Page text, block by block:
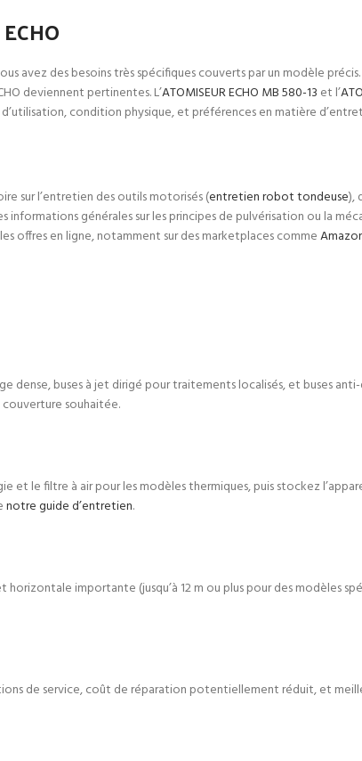
des besoins très spécifiques couverts par un modèle précis.
deviennent pertinentes. L’ATOMISEUR ECHO MB 580-13 et l’
condition physique, et préférences en matière
sur l’entretien des outils motorisés (entretien robot tondeuse),
informations générales sur les principes de pulvérisation ou la
offres en ligne, notamment sur des marketplaces comme
dense, buses à jet dirigé pour traitements localisés, et buses
souhaitée.
le filtre à air pour les modèles thermiques, puis stockez
notre guide d’entretien.
importante (jusqu’à 12 m ou plus pour des modèles
de service, coût de réparation potentiellement réduit, et